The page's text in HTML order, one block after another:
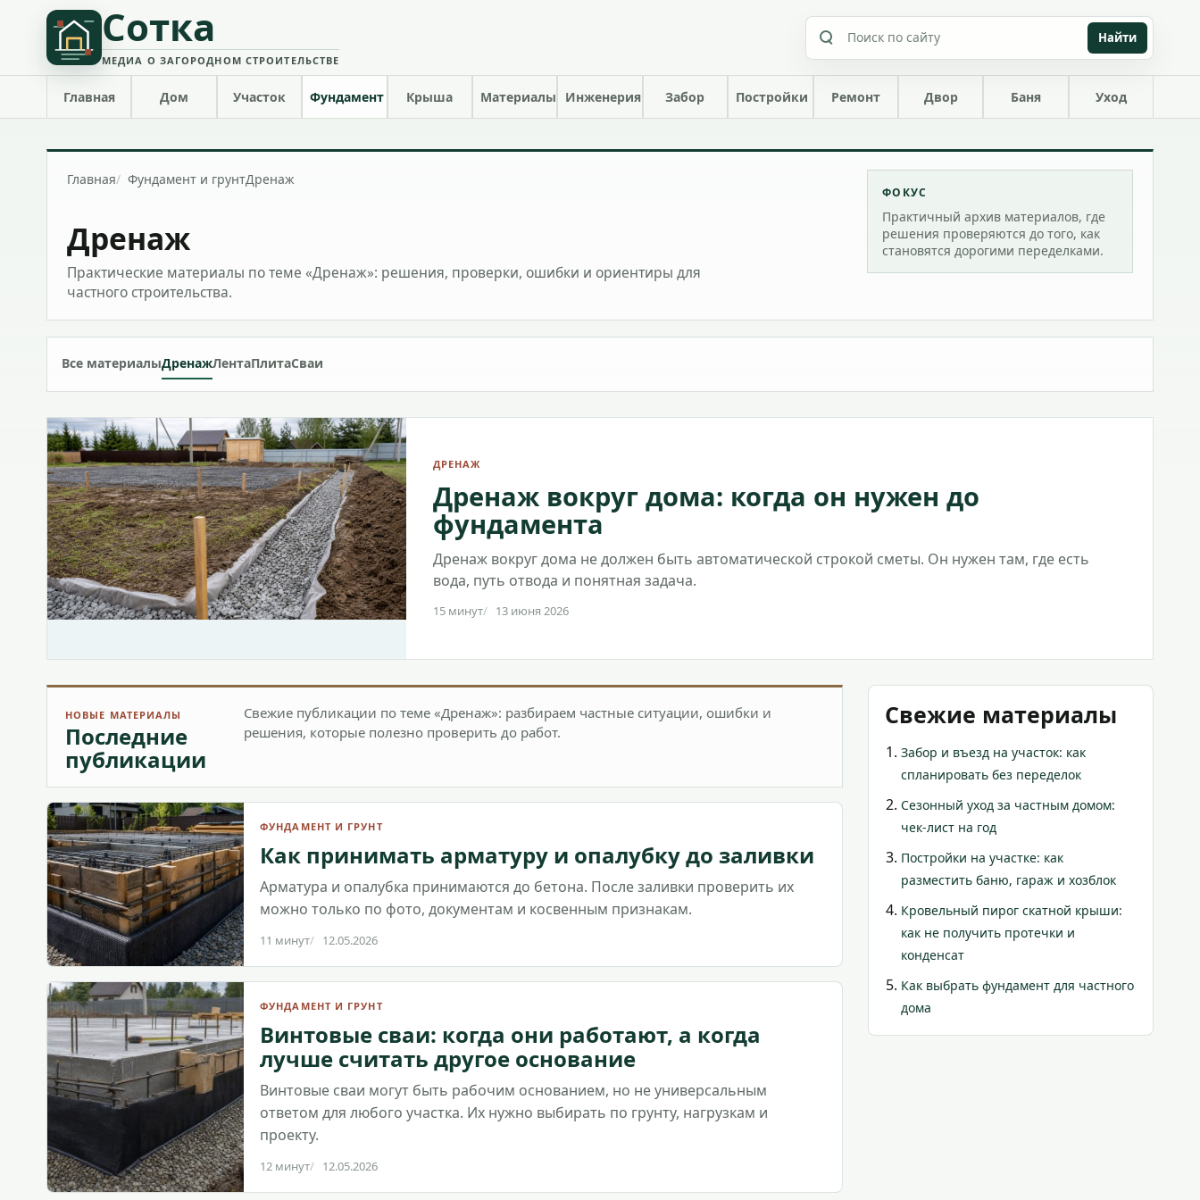
Сотка
МЕДИА О ЗАГОРОДНОМ СТРОИТЕЛЬСТВЕ
Найти
Главная Дом Участок Фундамент Крыша Материалы Инженерия Забор Постройки Ремонт Двор Баня Уход
Главная Фундамент и грунтДренаж
Дренаж
Практические материалы по теме «Дренаж»: решения, проверки, ошибки и ориентиры для
частного строительства.
ФОКУС
Практичный архив материалов, где
решения проверяются до того, как
становятся дорогими переделками.
Все материалыДренажЛентаПлитаСваи
ДРЕНАЖ
Дренаж вокруг дома: когда он нужен до
фундамента
Дренаж вокруг дома не должен быть автоматической строкой сметы. Он нужен там, где есть
вода, путь отвода и понятная задача.
15 минут 13 июня 2026
НОВЫЕ МАТЕРИАЛЫ
Последние
публикации
Свежие публикации по теме «Дренаж»: разбираем частные ситуации, ошибки и
решения, которые полезно проверить до работ.
ФУНДАМЕНТ И ГРУНТ
Как принимать арматуру и опалубку до заливки
Арматура и опалубка принимаются до бетона. После заливки проверить их
можно только по фото, документам и косвенным признакам.
11 минут 12.05.2026
ФУНДАМЕНТ И ГРУНТ
Винтовые сваи: когда они работают, а когда
лучше считать другое основание
Винтовые сваи могут быть рабочим основанием, но не универсальным
ответом для любого участка. Их нужно выбирать по грунту, нагрузкам и
проекту.
12 минут 12.05.2026
Свежие материалы
Забор и въезд на участок: как
спланировать без переделок
Сезонный уход за частным домом:
чек-лист на год
Постройки на участке: как
разместить баню, гараж и хозблок
Кровельный пирог скатной крыши:
как не получить протечки и
конденсат
Как выбрать фундамент для частного
дома